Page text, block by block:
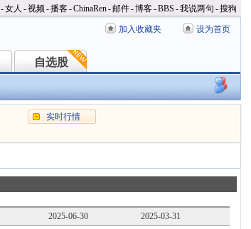
-女人 -视频-播客-ChinaRen-邮件-博客-BBS -我说两句 -搜狗
加入收藏夹 设为首页
自选股
自选股
实时行情
2025-06-30
2025-03-31